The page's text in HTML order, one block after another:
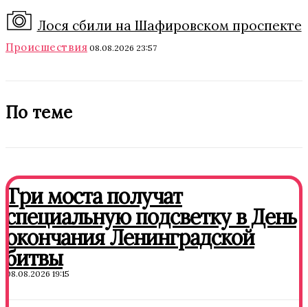
Лося сбили на Шафировском проспекте
Происшествия 08.08.2026 23:57
По теме
Три моста получат
специальную подсветку в День
окончания Ленинградской
битвы
08.08.2026 19:15